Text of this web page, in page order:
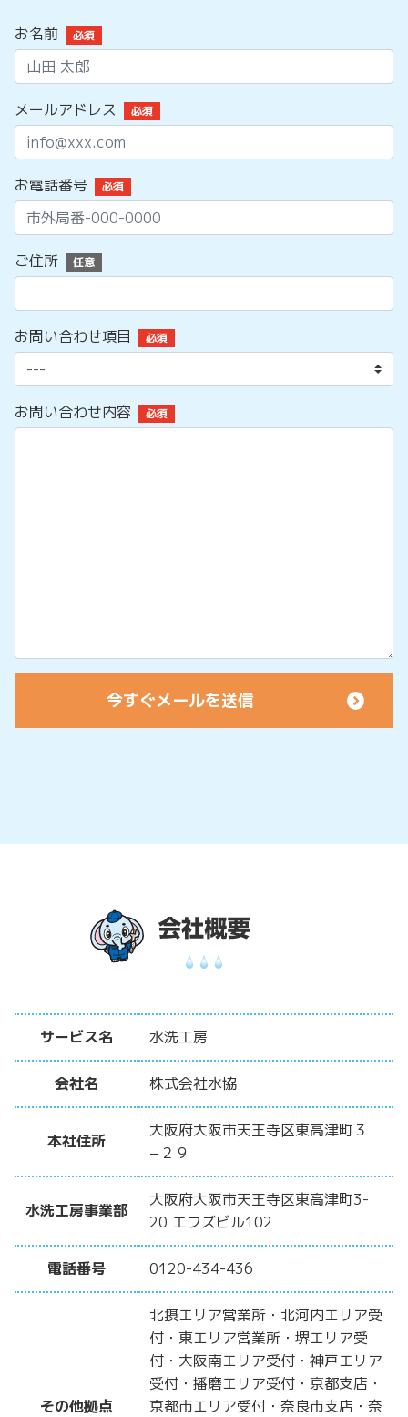
お名前 必須
メールアドレス 必須
お電話番号 必須
ご住所 任意
お問い合わせ項目 必須
お問い合わせ内容 必須
サービス名 水洗工房
会社名 株式会社水協
本社住所
大阪府大阪市天王寺区東高津町３
−２９
水洗工房事業部
大阪府大阪市天王寺区東高津町3-
20 エフズビル102
電話番号 0120-434-436
その他拠点
北摂エリア営業所・北河内エリア受
付・東エリア営業所・堺エリア受
付・大阪南エリア受付・神戸エリア
受付・播磨エリア受付・京都支店・
京都市エリア受付・奈良市支店・奈